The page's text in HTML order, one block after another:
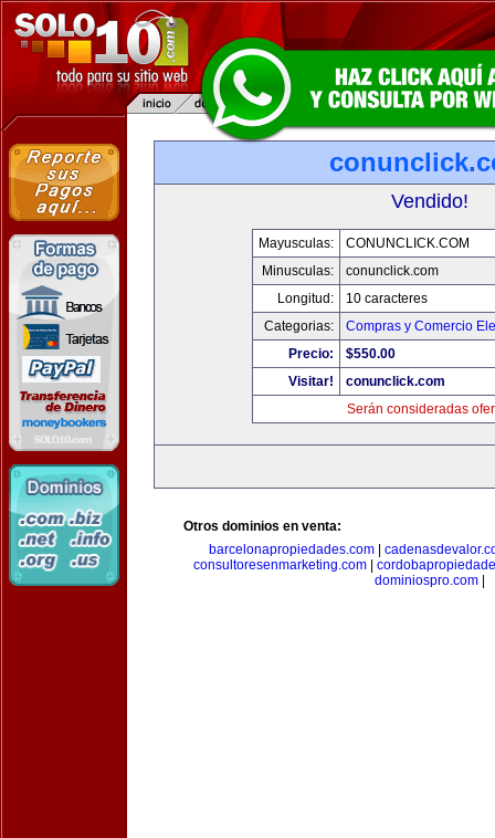
Vendido!
Mayusculas:
CONUNCLICK.COM
Minusculas:
conunclick.com
Longitud:
10 caracteres
Categorias:
Compras y Comercio
Precio:
$550.00
Visitar!
conunclick.com
Serán consideradas
Otros dominios en venta:
barcelonapropiedades.com|
consultoresenmarketing.com
dominiospro.com